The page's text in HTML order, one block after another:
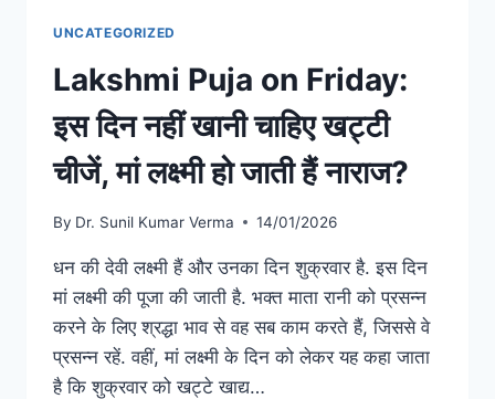
UNCATEGORIZED
Lakshmi Puja on Friday:
इस दिन नहीं खानी चाहिए खट्टी
चीजें, मां लक्ष्मी हो जाती हैं नाराज?
By Dr. Sunil Kumar Verma 14/01/2026
धन की देवी लक्ष्मी हैं और उनका दिन शुक्रवार है. इस दिन
मां लक्ष्मी की पूजा की जाती है. भक्त माता रानी को प्रसन्न
करने के लिए श्रद्धा भाव से वह सब काम करते हैं, जिससे वे
प्रसन्न रहें. वहीं, मां लक्ष्मी के दिन को लेकर यह कहा जाता
है कि शुक्रवार को खट्टे खाद्य…